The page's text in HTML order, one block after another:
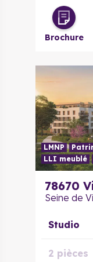
Brochure
LMNP
LLI meublé
78670
Seine de
Studio
2 pièces